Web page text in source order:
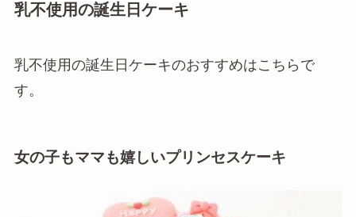
乳不使用の誕生日ケーキ
乳不使用の誕生日ケーキのおすすめはこちらで
す。
女の子もママも嬉しいプリンセスケーキ